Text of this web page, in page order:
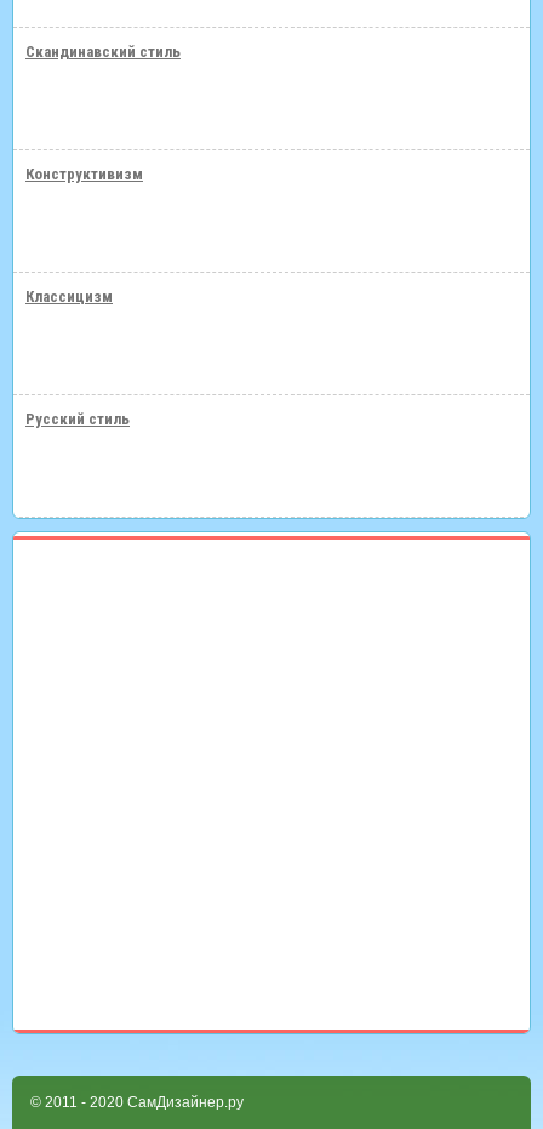
Скандинавский стиль
Конструктивизм
Классицизм
Русский стиль
© 2011 - 2020 СамДизайнер.ру